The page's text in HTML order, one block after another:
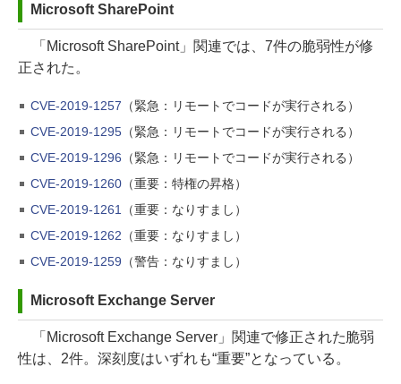
Microsoft SharePoint
「Microsoft SharePoint」関連では、7件の脆弱性が修
正された。
CVE-2019-1257 （緊急：リモートでコードが実行される）
CVE-2019-1295（緊急：リモートでコードが実行される）
CVE-2019-1296 （緊急：リモートでコードが実行される）
CVE-2019-1260（重要：特権の昇格）
CVE-2019-1261
（重要：なりすまし）
CVE-2019-1262 （重要：なりすまし）
CVE-2019-1259 （警告：なりすまし）
Microsoft Exchange Server
「Microsoft Exchange Server」関連で修正された脆弱
性は、2件。深刻度はいずれも“重要”となっている。